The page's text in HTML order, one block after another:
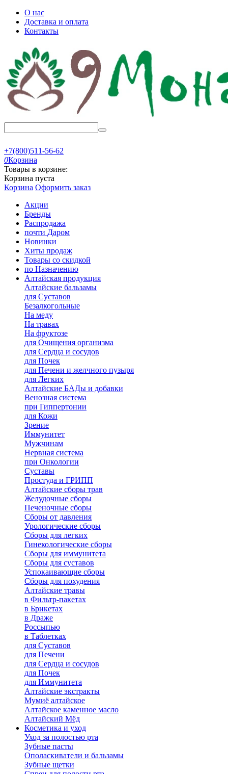
О нас
Доставка и оплата
Контакты
+7(800)511-56-62
0Корзина
Товары в корзине:
Корзина пуста
Корзина Оформить заказ
Акции
Бренды
Распродажа
почти Даром
Новинки
Хиты продаж
Товары со скидкой
по Назначению
Алтайская продукция
Алтайские бальзамы
для Суставов
Безалкогольные
На меду
На травах
На фруктозе
для Очищения организма
для Сердца и сосудов
для Почек
для Печени и желчного пузыря
для Легких
Алтайские БАДы и добавки
Венозная система
при Гиппертонии
для Кожи
Зрение
Иммунитет
Мужчинам
Нервная система
при Онкологии
Суставы
Простуда и ГРИПП
Алтайские сборы трав
Желудочные сборы
Печеночные сборы
Сборы от давления
Урологические сборы
Сборы для легких
Гинекологические сборы
Сборы для иммунитета
Сборы для суставов
Успокаивающие сборы
Сборы для похудения
Алтайские травы
в Фильтр-пакетах
в Брикетах
в Драже
Россыпью
в Таблетках
для Cуставов
для Печени
для Сердца и сосудов
для Почек
для Иммунитета
Алтайские экстракты
Мумиё алтайское
Алтайское каменное масло
Алтайский Мёд
Косметика и уход
Уход за полостью рта
Зубные пасты
Ополаскиватели и бальзамы
Зубные щетки